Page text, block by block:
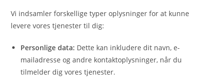
Vi indsamler forskellige typer oplysninger for at kunne
levere vores tjenester til dig:
Personlige data: Dette kan inkludere dit navn, e-
mailadresse og andre kontaktoplysninger, når du
tilmelder dig vores tjenester.